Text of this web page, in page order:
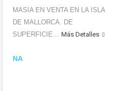
MASIA EN VENTA EN LA ISLA
DE MALLORCA. DE
SUPERFICIE… Más Detalles
NA